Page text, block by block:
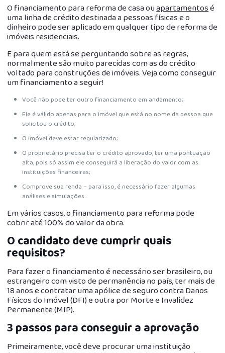
O financiamento para reforma de casa ouapartamentosé
uma linha de crédito destinada a pessoas físicas e o
dinheiro pode ser aplicado em qualquer tipo de reforma de
imóveis residenciais.
E para quem está se perguntando sobre as regras,
normalmente são muito parecidas com as do crédito
voltado para construções de imóveis. Veja como conseguir
um financiamento a seguir!
Você não pode ter outro financiamento em andamento;
Ele é válido apenas para o imóvel que está no nome da pessoa que
solicitou o crédito;
O imóvel deve estar regularizado;
O proprietário precisa ter o crédito aprovado, ter uma pontuação
alta, pois só assim ele conseguirá a liberação do valor com as
instituições financeiras;
Comprove sua renda – para isso, é necessário fazer algumas
análises e simulações.
Em vários casos, o financiamento para reforma pode
cobrir até 100% do valor da obra.
O candidato deve cumprir quais
requisitos?
Para fazer o financiamento é necessário ser brasileiro, ou
estrangeiro com visto de permanência no país, ter mais de
18 anos e contratar uma apólice de seguro contra Danos
Físicos do Imóvel (DFI) e outra por Morte e Invalidez
Permanente (MIP).
3 passos para conseguir a aprovação
Primeiramente, você deve procurar uma instituição